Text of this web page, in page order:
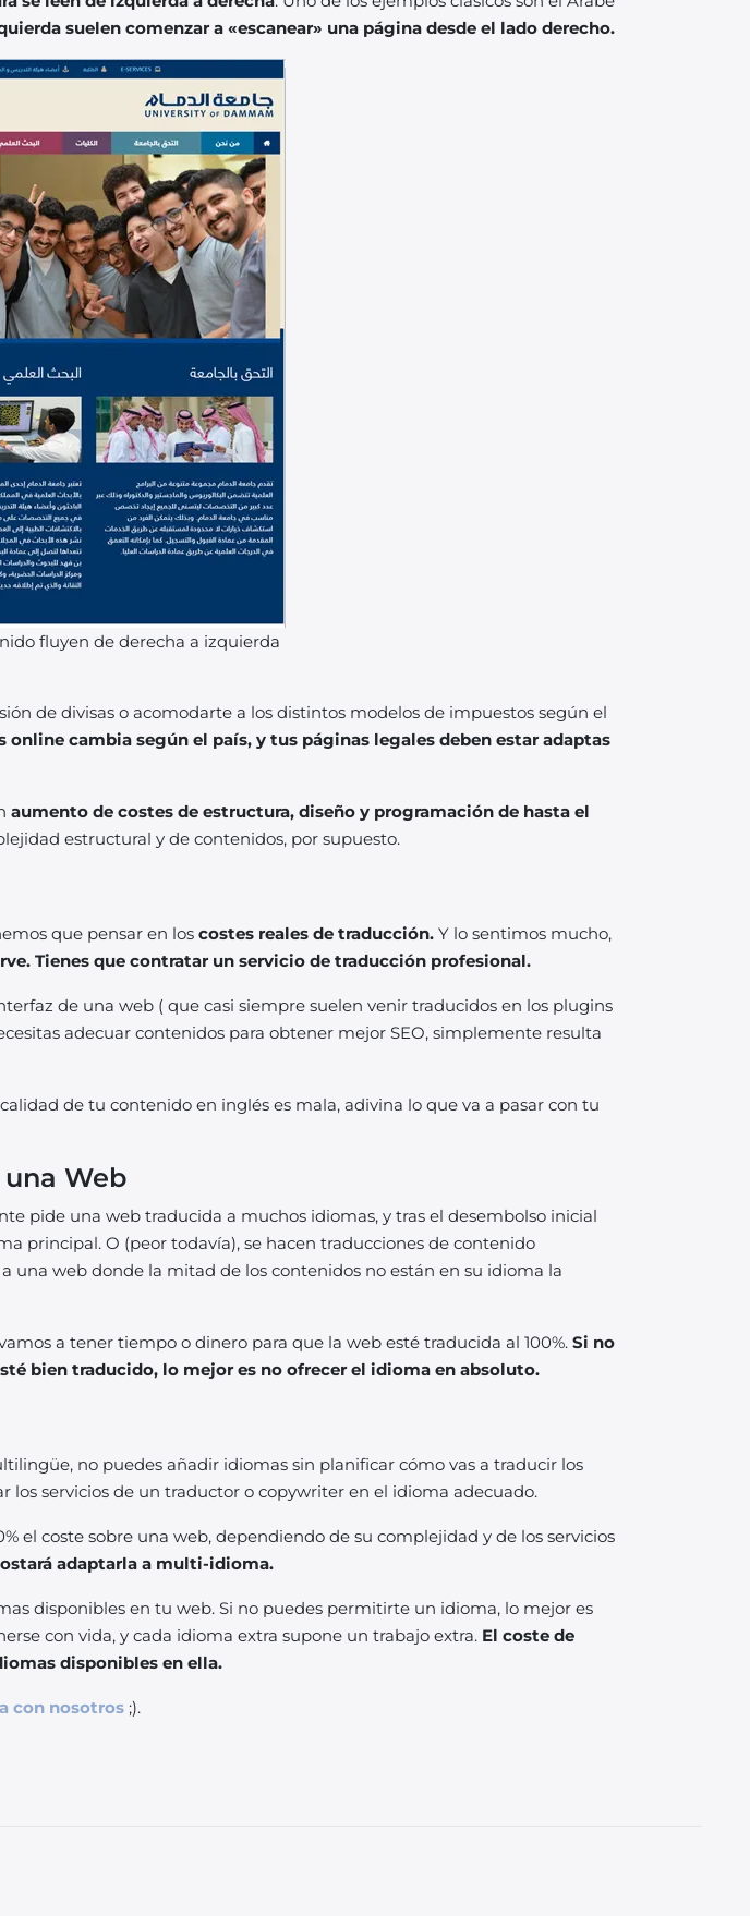
suelen comenzar a «escanear» una página desde el lado derecho.
fluyen de derecha a izquierda
de divisas o acomodarte a los distintos modelos de impuestos según el
online cambia según el país, y tus páginas legales deben estar adaptas
aumento de costes de estructura, diseño y programación de hasta el
estructural y de contenidos, por supuesto.
que pensar en los costes reales de traducción. Y lo sentimos mucho,
Tienes que contratar un servicio de traducción profesional.
de una web ( que casi siempre suelen venir traducidos en los plugins
adecuar contenidos para obtener mejor SEO, simplemente resulta
de tu contenido en inglés es mala, adivina lo que va a pasar con tu
Web
pide una web traducida a muchos idiomas, y tras el desembolso inicial
principal. O (peor todavía), se hacen traducciones de contenido
una web donde la mitad de los contenidos no están en su idioma la
a tener tiempo o dinero para que la web esté traducida al 100%. Si no
bien traducido, lo mejor es no ofrecer el idioma en absoluto.
no puedes añadir idiomas sin planificar cómo vas a traducir los
servicios de un traductor o copywriter en el idioma adecuado.
el coste sobre una web, dependiendo de su complejidad y de los servicios
adaptarla a multi-idioma.
disponibles en tu web. Si no puedes permitirte un idioma, lo mejor es
con vida, y cada idioma extra supone un trabajo extra. El coste de
disponibles en ella.
con nosotros ;).